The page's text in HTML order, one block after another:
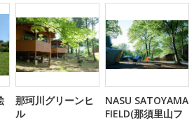
那珂川グリーンヒ
ル
NASU SATOYAMA
FIELD(那須里山フ